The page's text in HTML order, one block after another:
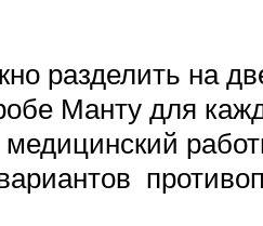
разделить на
Манту для